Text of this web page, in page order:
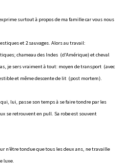
surtout à propos de ma famille car vous nous
et 2 sauvages. Alors au travail:
chameau des Indes (d'Amérique) et cheval
je sers vraiment à tout: moyen de transport (avec
et même descente de lit (post mortem).
lui, passe son temps à se faire tondre par les
se retrouvent en pull. Sa robe est souvent
n’être tondue que tous les deux ans, ne travaille
luxe.